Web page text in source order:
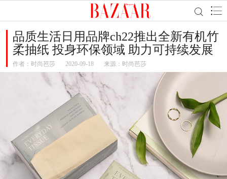
品质生活日用品牌ch22推出全新有机竹
柔抽纸 投身环保领域 助力可持续发展
作者： 时尚芭莎 2020-09-18 来源：时尚芭莎